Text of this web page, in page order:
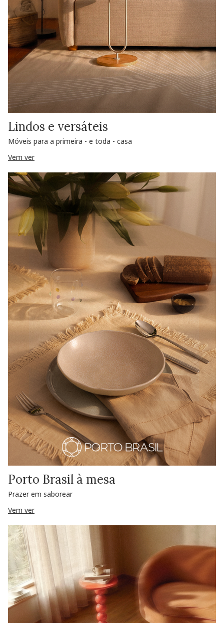
Lindos e versáteis
Móveis para a primeira - e toda - casa
Vem ver
Porto Brasil à mesa
Prazer em saborear
Vem ver